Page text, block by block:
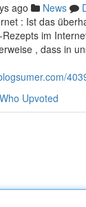
ago News
: Ist das
im
, dass in
Who Upvoted